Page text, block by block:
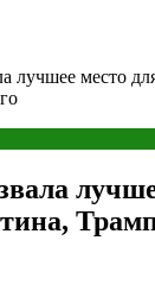
лучшее место